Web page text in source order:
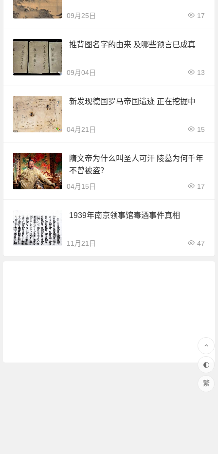
09月25日 17
推背图名字的由来 及哪些预言已成真
09月04日 13
新发现德国罗马帝国遗迹 正在挖掘中
04月21日 15
隋文帝为什么叫圣人可汗 陵墓为何千年
不曾被盗？
04月15日 17
1939年南京领事馆毒酒事件真相
11月21日 47
繁